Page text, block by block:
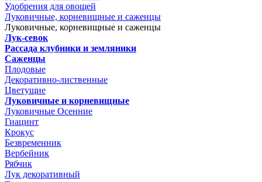
Удобрения для овощей
Луковичные, корневищные и саженцы
Луковичные, корневищные и саженцы
Лук-севок
Рассада клубники и земляники
Саженцы
Плодовые
Декоративно-лиственные
Цветущие
Луковичные и корневищные
Луковичные Осенние
Гиацинт
Крокус
Безвременник
Вербейник
Рябчик
Лук декоративный